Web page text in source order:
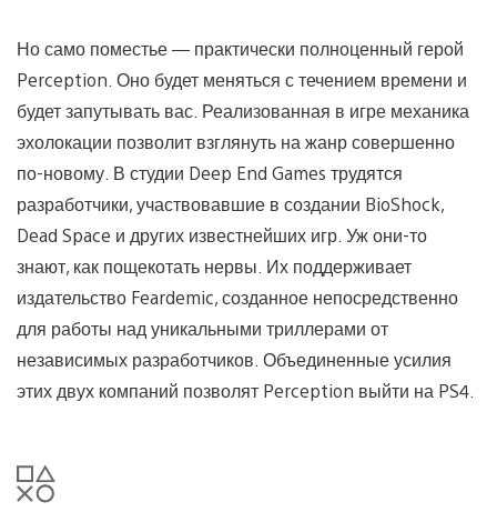
Но само поместье — практически полноценный герой
Perception. Оно будет меняться с течением времени и
будет запутывать вас. Реализованная в игре механика
эхолокации позволит взглянуть на жанр совершенно
по-новому. В студии Deep End Games трудятся
разработчики, участвовавшие в создании BioShock,
Dead Space и других известнейших игр. Уж они-то
знают, как пощекотать нервы. Их поддерживает
издательство Feardemic, созданное непосредственно
для работы над уникальными триллерами от
независимых разработчиков. Объединенные усилия
этих двух компаний позволят Perception выйти на PS4.